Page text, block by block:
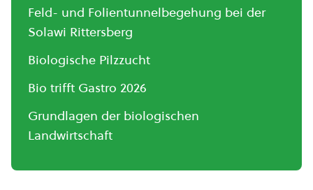
Feld- und Folientunnelbegehung bei der
Solawi Rittersberg
Biologische Pilzzucht
Bio trifft Gastro 2026
Grundlagen der biologischen
Landwirtschaft